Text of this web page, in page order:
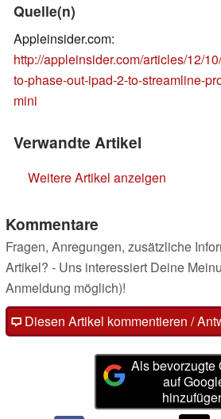
Quelle(n)
Appleinsider.com:
http://appleinsider.com/articles/12/
to-phase-out-ipad-2-to-streamline-
mini
Verwandte Artikel
Weitere Artikel anzeigen
Kommentare
Fragen, Anregungen, zusätzliche
Artikel? - Uns interessiert Deine
Anmeldung möglich)!
Diesen Artikel kommentieren /
Als bevorzugte
auf